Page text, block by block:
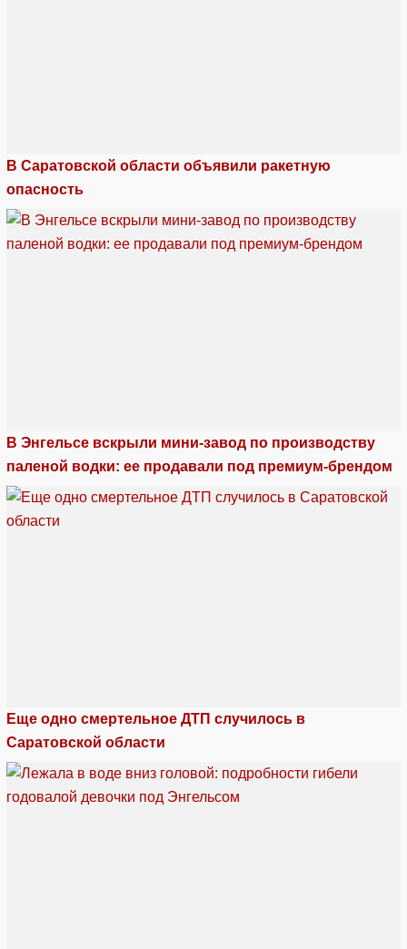
В Саратовской области объявили ракетную
опасность
В Энгельсе вскрыли мини-завод по производству
паленой водки: ее продавали под премиум-брендом
Еще одно смертельное ДТП случилось в
Саратовской области